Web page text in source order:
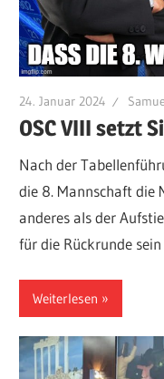
24. Januar 2024
OSC VIII setzt
Nach der
die 8. Mannschaft die
anderes als der
für die Rückrunde
Weiterlesen